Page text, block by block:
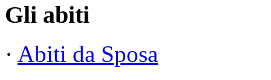
Gli abiti
· Abiti da Sposa